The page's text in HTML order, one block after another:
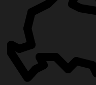
Котлы водогрейные
Котлы на дровах